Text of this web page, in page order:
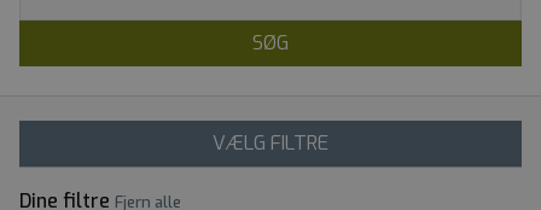
SØG
VÆLG FILTRE
Dine filtre Fjern alle